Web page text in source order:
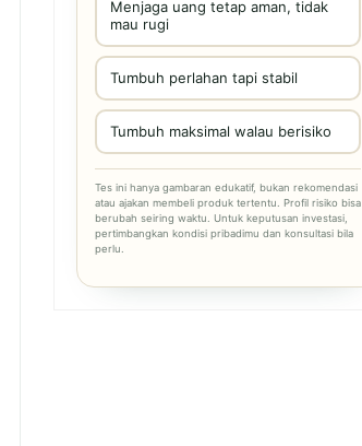
Menjaga uang tetap aman, tidak
mau rugi
Tumbuh perlahan tapi stabil
Tumbuh maksimal walau berisiko
Tes ini hanya gambaran edukatif, bukan rekomendasi
atau ajakan membeli produk tertentu. Profil risiko bisa
berubah seiring waktu. Untuk keputusan investasi,
pertimbangkan kondisi pribadimu dan konsultasi bila
perlu.